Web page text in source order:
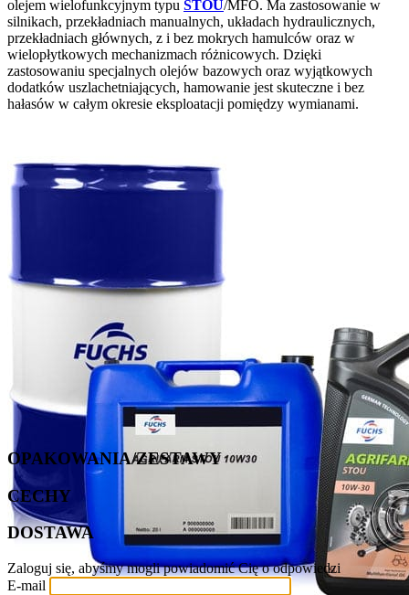
olejem wielofunkcyjnym typu STOU/MFO. Ma zastosowanie w
silnikach, przekładniach manualnych, układach hydraulicznych,
przekładniach głównych, z i bez mokrych hamulców oraz w
wielopłytkowych mechanizmach różnicowych. Dzięki
zastosowaniu specjalnych olejów bazowych oraz wyjątkowych
dodatków uszlachetniających, hamowanie jest skuteczne i bez
hałasów w całym okresie eksploatacji pomiędzy wymianami.
OPAKOWANIA/ZESTAWY
CECHY
DOSTAWA
Zaloguj się, abyśmy mogli powiadomić Cię o odpowiedzi
E-mail